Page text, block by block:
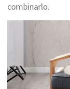
combinarlo.